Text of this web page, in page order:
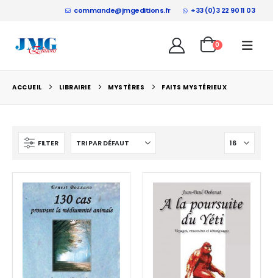
commande@jmgeditions.fr +33 (0)3 22 90 11 03
0
ACCUEIL LIBRAIRIE MYSTÈRES FAITS MYSTÉRIEUX
FILTER